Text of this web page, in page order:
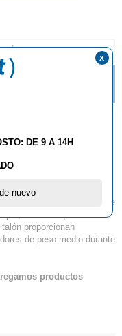
GROOVY YA
II
moderno y deportivo,
La parte superior de
pie, mientras que el firme
proporcionan
de peso medio durante
productos
DE 9 A 14H
nuevo
x